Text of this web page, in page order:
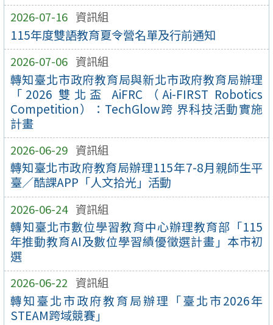
2026-07-16 資訊組
115年度雙語教育夏令營名單及行前通知
2026-07-06 資訊組
轉知臺北市政府教育局與新北市政府教育局辦理
「2026 雙北盃 AiFRC（Ai-FIRST Robotics
Competition）：TechGlow跨 界科技活動實施
計畫
2026-06-29 資訊組
轉知臺北市政府教育局辦理115年7-8月親師生平
臺／酷課APP「人文拾光」活動
2026-06-24 資訊組
轉知臺北市數位學習教育中心辦理教育部「115
年推動教育AI及數位學習績優徵選計畫」本市初
選
2026-06-22 資訊組
轉知臺北市政府教育局辦理「臺北市2026年
STEAM跨域競賽」